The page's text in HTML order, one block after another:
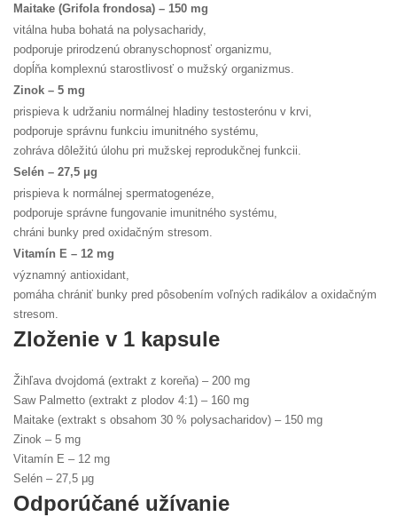
Maitake (Grifola frondosa) – 150 mg
vitálna huba bohatá na polysacharidy,
podporuje prirodzenú obranyschopnosť organizmu,
dopĺňa komplexnú starostlivosť o mužský organizmus.
Zinok – 5 mg
prispieva k udržaniu normálnej hladiny testosterónu v krvi,
podporuje správnu funkciu imunitného systému,
zohráva dôležitú úlohu pri mužskej reprodukčnej funkcii.
Selén – 27,5 μg
prispieva k normálnej spermatogenéze,
podporuje správne fungovanie imunitného systému,
chráni bunky pred oxidačným stresom.
Vitamín E – 12 mg
významný antioxidant,
pomáha chrániť bunky pred pôsobením voľných radikálov a oxidačným
stresom.
Zloženie v 1 kapsule
Žihľava dvojdomá (extrakt z koreňa) – 200 mg
Saw Palmetto (extrakt z plodov 4:1) – 160 mg
Maitake (extrakt s obsahom 30 % polysacharidov) – 150 mg
Zinok – 5 mg
Vitamín E – 12 mg
Selén – 27,5 μg
Odporúčané užívanie